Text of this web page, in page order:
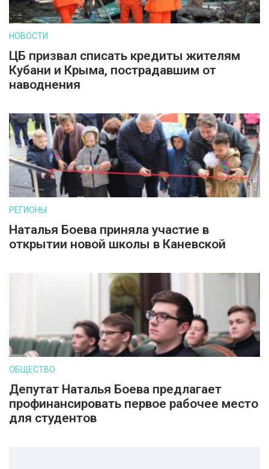
НОВОСТИ
ЦБ призвал списать кредиты жителям
Кубани и Крыма, пострадавшим от
наводнения
РЕГИОНЫ
Наталья Боева приняла участие в
открытии новой школы в Каневской
ОБЩЕСТВО
Депутат Наталья Боева предлагает
профинансировать первое рабочее место
для студентов